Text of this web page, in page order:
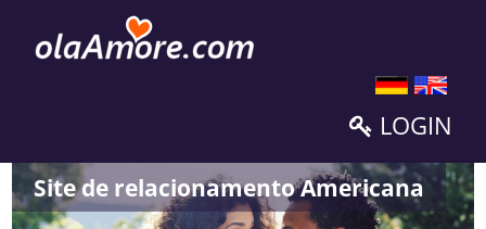
LOGIN
Site de relacionamento Americana